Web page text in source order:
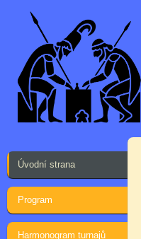
Úvodní strana
Program
Harmonogram turnajů